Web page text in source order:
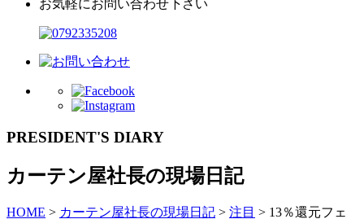
お気軽にお問い合わせ下さい
PRESIDENT'S DIARY
カーテン屋社長の現場日記
HOME > カーテン屋社長の現場日記 > 注目 > 13％還元フェ